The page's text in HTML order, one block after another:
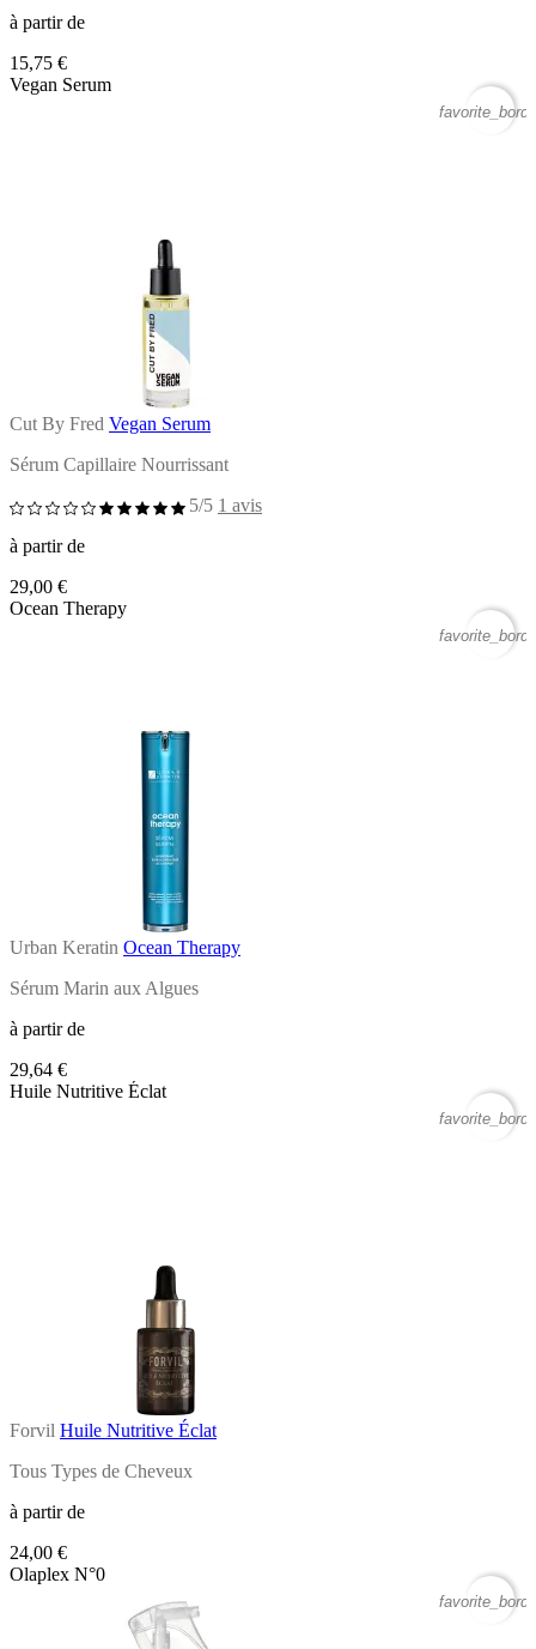
à partir de
15,75 €
Vegan Serum
Cut By Fred Vegan Serum
Sérum Capillaire Nourrissant
5/5 1 avis
à partir de
29,00 €
Ocean Therapy
Urban Keratin Ocean Therapy
Sérum Marin aux Algues
à partir de
29,64 €
Huile Nutritive Éclat
Forvil Huile Nutritive Éclat
Tous Types de Cheveux
à partir de
24,00 €
Olaplex N°0